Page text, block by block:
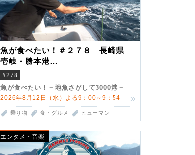
魚が食べたい！＃２７８ 長崎県
壱岐・勝本港
（クロマグロ）
#278
魚が食べたい！－地魚さがして3000港－
2026年8月12日（水）よる9：00～9：54
乗り物 食・グルメ ヒューマン
エンタメ・音楽